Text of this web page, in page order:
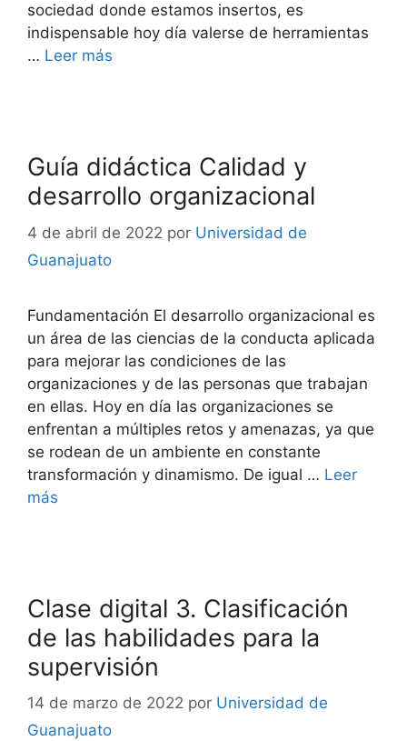
sociedad donde estamos insertos, es
indispensable hoy día valerse de herramientas
… Leer más
Guía didáctica Calidad y
desarrollo organizacional
4 de abril de 2022 por Universidad de
Guanajuato
Fundamentación El desarrollo organizacional es
un área de las ciencias de la conducta aplicada
para mejorar las condiciones de las
organizaciones y de las personas que trabajan
en ellas. Hoy en día las organizaciones se
enfrentan a múltiples retos y amenazas, ya que
se rodean de un ambiente en constante
transformación y dinamismo. De igual … Leer
más
Clase digital 3. Clasificación
de las habilidades para la
supervisión
14 de marzo de 2022 por Universidad de
Guanajuato